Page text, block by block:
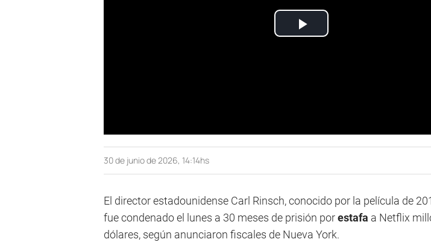
Play
30 de junio de 2026, 14:14hs
El director estadounidense Carl Rinsch, conocido por la película de
fue condenado el lunes a 30 meses de prisión porestafa a Netflix
dólares, según anunciaron fiscales de Nueva York.